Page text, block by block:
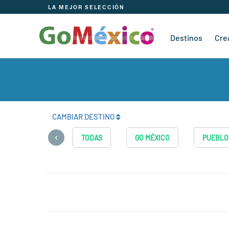
LA MEJOR SELECCIÓN
Destinos
CAMBIAR DESTINO
TODAS GO MÉXICO
‹